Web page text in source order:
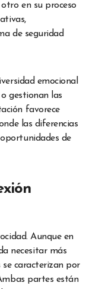
en su proceso
de seguridad
emocional
gestionan las
favorece
las diferencias
de
Aunque en
necesitar más
se caracterizan por
partes están